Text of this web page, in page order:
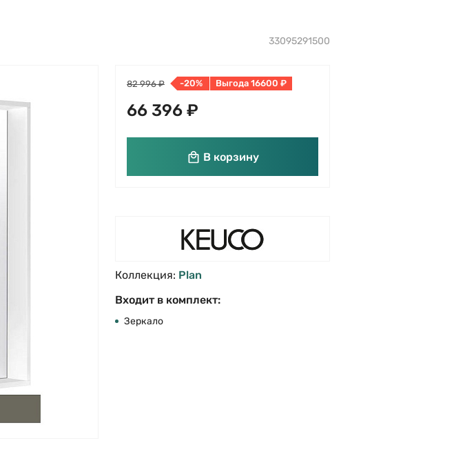
33095291500
82 996 ₽ -20% Выгода 16600 ₽
66 396 ₽
В корзину
Коллекция: Plan
Входит в комплект:
Зеркало